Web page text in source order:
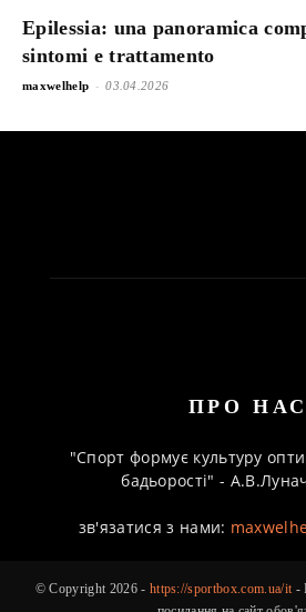
Epilessia: una panoramica
sintomi e trattamento
maxwelhelp - 03.04.2026
ПРО НАС
"Спорт формує культуру
бадьорості" -
зв'язатися з нами:
© Copyright 2026 - https://sportbox.com.ua/it-